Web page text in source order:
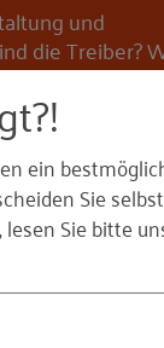
und
die Treiber?
bundesweit in
und benchmarken!
ein
Sie
Sie bitte